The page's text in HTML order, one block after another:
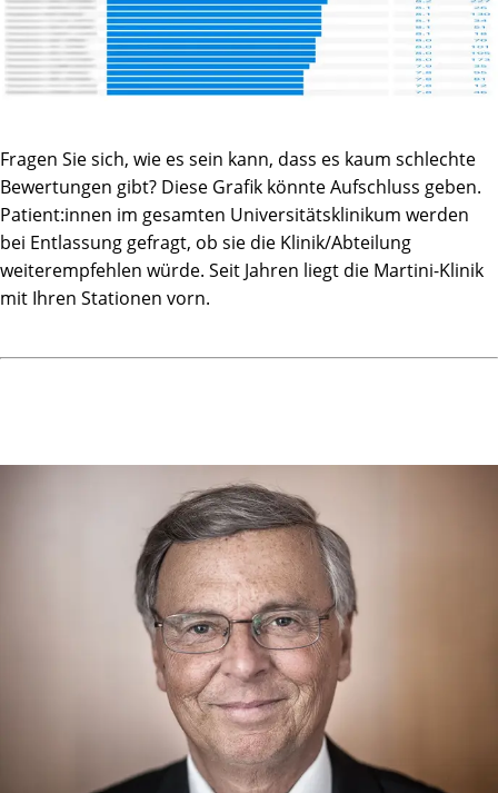
Fragen Sie sich, wie es sein kann, dass es kaum schlechte
Bewertungen gibt? Diese Grafik könnte Aufschluss geben.
Patient:innen im gesamten Universitätsklinikum werden
bei Entlassung gefragt, ob sie die Klinik/Abteilung
weiterempfehlen würde. Seit Jahren liegt die Martini-Klinik
mit Ihren Stationen vorn.